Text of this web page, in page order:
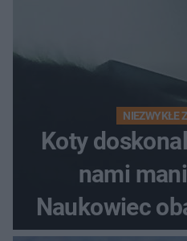
NIEZWYKŁE
Koty
nami
Naukowiec